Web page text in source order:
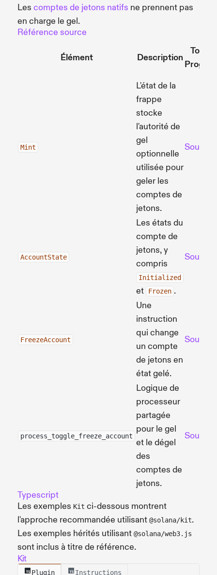
Les comptes de jetons natifs ne prennent pas
en charge le gel.
Référence source
Élément Description
Token
Mint
L'état de la
frappe
stocke
l'autorité de
gel
optionnelle
utilisée pour
geler les
comptes de
jetons.
Source
AccountState
Les états du
compte de
jetons, y
compris
Initialized
et Frozen .
Source
FreezeAccount
Une
instruction
qui change
un compte
de jetons en
état gelé.
Source
process_toggle_freeze_account
Logique de
processeur
partagée
pour le gel
et le dégel
des
comptes de
jetons.
Source
Typescript
Les exemples Kit ci-dessous montrent
l'approche recommandée utilisant @solana/kit.
Les exemples hérités utilisant @solana/web3.js
sont inclus à titre de référence.
Kit
Plugin Instructions